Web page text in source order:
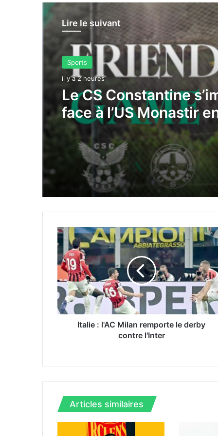
Lire le suivant
Sports
il y a 2 heures
Le CS Constantine
face à l’US Monastir en
match amical
Slider
il y a 2 heures
Coupe de la
l’USMA et le CRB
leurs adversaires
I
t
a
l
e
:
'
l
e
Italie : l'AC Milan remporte le derby
contre l'Inter
Articles similaires